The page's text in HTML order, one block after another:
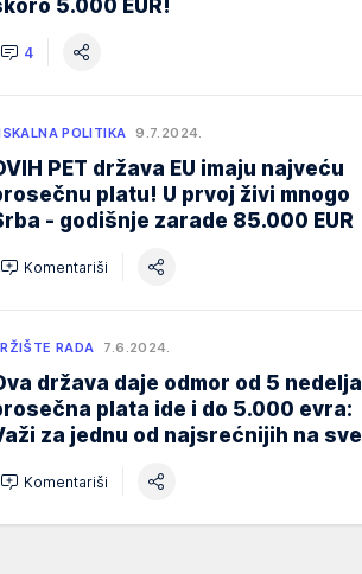
5.000 EUR!
4
POLITIKA 9.7.2024.
PET država EU imaju najveću
platu! U prvoj živi mnogo
- godišnje zarade 85.000 EUR
Komentariši
RADA 7.6.2024.
država daje odmor od 5
plata ide i do 5.000 evra:
za jednu od najsrećnijih na
Komentariši